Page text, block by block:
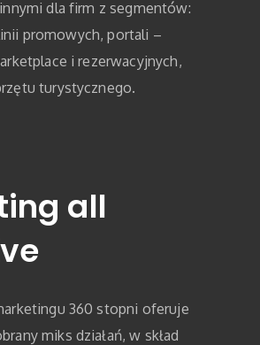
dla firm z segmentów:
promowych, portali –
i rezerwacyjnych,
turystycznego.
all
360 stopni oferuje
miks działań, w skład